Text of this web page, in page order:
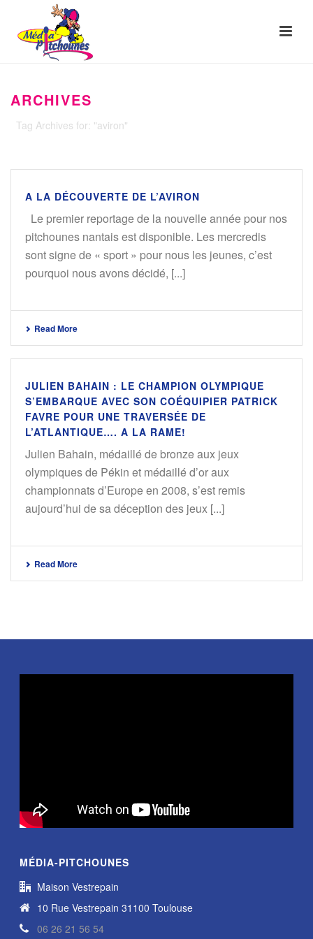
ARCHIVES
Tag Archives for: "aviron"
A LA DÉCOUVERTE DE L’AVIRON
Le premier reportage de la nouvelle année pour nos
pitchounes nantais est disponible. Les mercredis
sont signe de « sport » pour nous les jeunes, c’est
pourquoi nous avons décidé, [...]
Read More
JULIEN BAHAIN : LE CHAMPION OLYMPIQUE
S’EMBARQUE AVEC SON COÉQUIPIER PATRICK
FAVRE POUR UNE TRAVERSÉE DE
L’ATLANTIQUE…. A LA RAME!
Julien Bahain, médaillé de bronze aux jeux
olympiques de Pékin et médaillé d’or aux
championnats d’Europe en 2008, s’est remis
aujourd’hui de sa déception des jeux [...]
Read More
MÉDIA-PITCHOUNES
Maison Vestrepain
10 Rue Vestrepain 31100 Toulouse
06 26 21 56 54